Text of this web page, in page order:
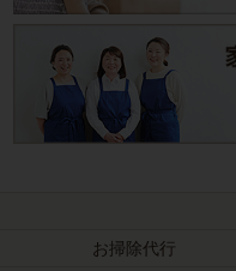
お掃除代行